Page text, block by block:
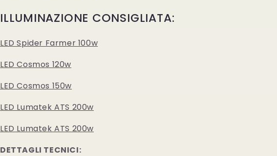
ILLUMINAZIONE CONSIGLIATA:
LED Spider Farmer 100w
LED Cosmos 120w
LED Cosmos 150w
LED Lumatek ATS 200w
LED Lumatek ATS 200w
DETTAGLI TECNICI: